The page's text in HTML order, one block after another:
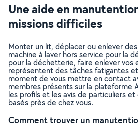
Une aide en
missions difficiles
Monter un lit, déplacer ou enlever
machine à laver hors service pour la
pour la déchetterie, faire enlever vos
représentent des tâches fatigantes
moment de vous mettre en contact
membres présents sur la plateforme
les profils et les avis de particuliers
basés près de chez vous.
Comment trouver un